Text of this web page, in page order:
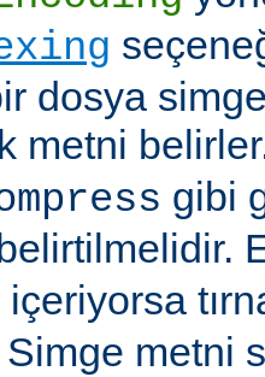
dosya
metni
gibi
Simge metni